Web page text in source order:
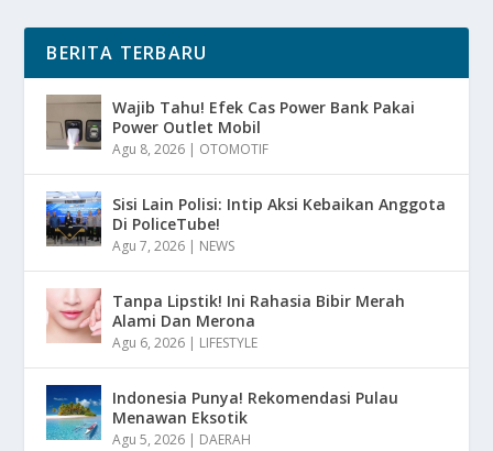
BERITA TERBARU
Wajib Tahu! Efek Cas Power Bank Pakai
Power Outlet Mobil
Agu 8, 2026 | OTOMOTIF
Sisi Lain Polisi: Intip Aksi Kebaikan Anggota
Di PoliceTube!
Agu 7, 2026 | NEWS
Tanpa Lipstik! Ini Rahasia Bibir Merah
Alami Dan Merona
Agu 6, 2026 | LIFESTYLE
Indonesia Punya! Rekomendasi Pulau
Menawan Eksotik
Agu 5, 2026 | DAERAH